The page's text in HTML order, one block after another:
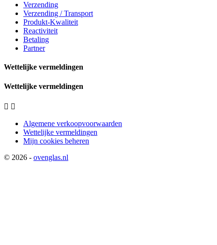
Verzending
Verzending / Transport
Produkt-Kwaliteit
Reactiviteit
Betaling
Partner
Wettelijke vermeldingen
Wettelijke vermeldingen
 
Algemene verkoopvoorwaarden
Wettelijke vermeldingen
Mijn cookies beheren
© 2026 - ovenglas.nl